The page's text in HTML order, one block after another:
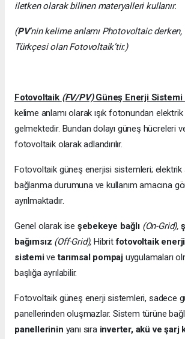
iletken olarak bilinen materyalleri kullanır.
(PV’nin kelime anlamı Photovoltaic derken,
Türkçesi olan Fotovoltaik’tir.)
Fotovoltaik (FV/PV)Güneş Enerji Sistemi
kelime anlamı olarak ışık fotonundan
gelmektedir. Bundan dolayı güneş hücreleri
fotovoltaik olarak adlandırılır.
Fotovoltaik güneş enerjisi sistemleri; elektrik
bağlanma durumuna ve kullanım amacına
ayrılmaktadır.
Genel olarak ise şebekeye bağlı (On-Grid),
bağımsız (Off-Grid), Hibritfotovoltaik enerji
sistemivetarımsal pompaj uygulamaları
başlığa ayrılabilir.
Fotovoltaik güneş enerji sistemleri, sadece
panellerinden oluşmazlar. Sistem türüne
panellerinin yanı sıra inverter, akü ve şarj